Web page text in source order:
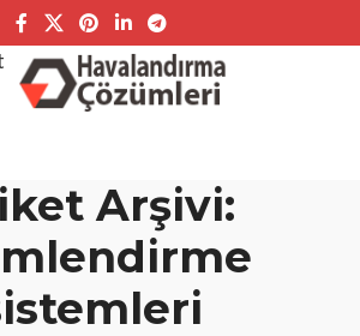
Arşivi: